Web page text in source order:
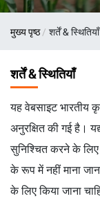
पग
मुख्य पृष्ठ शर्तें & स्थितियाँ
शर्तें & स्थितियाँ
यह वेबसाइट भारतीय
अनुरक्षित की गई है।
सुनिश्चित करने के
के रूप में नहीं माना
के लिए किया जाना